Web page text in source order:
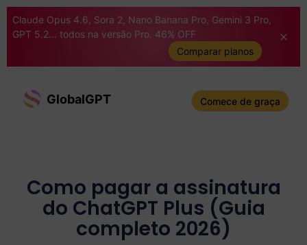
Claude Opus 4.6, Sora 2, Nano Banana Pro, Gemini 3 Pro,
GPT 5.2... todos na versão Pro. 46% OFF
Comparar planos
GlobalGPT Comece de graça
Como pagar a assinatura
do ChatGPT Plus (Guia
completo 2026)